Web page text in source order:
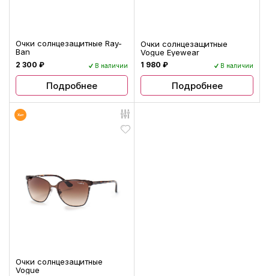
Очки солнцезащитные Ray-
Ban
2 300 ₽ В наличии
Подробнее
Очки солнцезащитные
Vogue Eyewear
1 980 ₽ В наличии
Подробнее
Очки солнцезащитные
Vogue